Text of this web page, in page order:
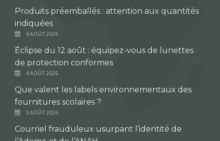
Produits préemballés : attention aux quantités
indiquées
6 AOÛT 2026
Éclipse du 12 août : équipez-vous de lunettes
de protection conformes
4 AOÛT 2026
Que valent les labels environnementaux des
fournitures scolaires ?
3 AOÛT 2026
Courriel frauduleux usurpant l’identité de